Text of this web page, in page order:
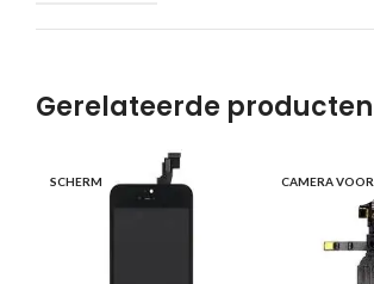
Gerelateerde producten
SCHERM CAMERA VOOR